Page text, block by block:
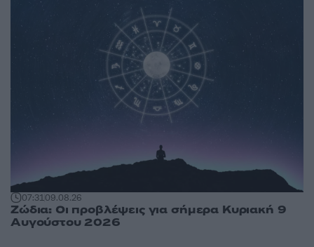
07:3109.08.26
Ζώδια: Οι προβλέψεις για σήμερα Κυριακή 9
Αυγούστου 2026